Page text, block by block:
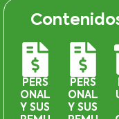
PERS
ONAL
Y SUS
PERS
ONAL
Y SUS